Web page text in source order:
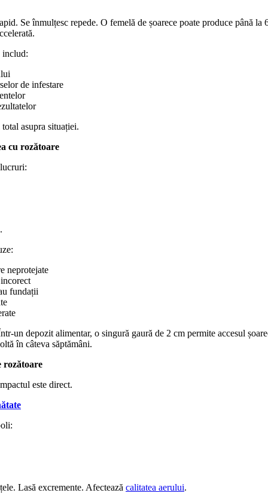
Se înmulțesc repede. O femelă de șoarece poate produce până la
includ:
de infestare
asupra situației.
cu rozătoare
neprotejate
fundații
un depozit alimentar, o singură gaură de 2 cm permite accesul
în câteva săptămâni.
rozătoare
este direct.
Lasă excremente. Afectează calitatea aerului.